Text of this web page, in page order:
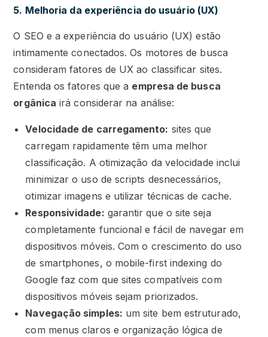
5. Melhoria da experiência do usuário (UX)
O SEO e a experiência do usuário (UX) estão
intimamente conectados. Os motores de busca
consideram fatores de UX ao classificar sites.
Entenda os fatores que a empresa de busca
orgânica irá considerar na análise:
Velocidade de carregamento: sites que
carregam rapidamente têm uma melhor
classificação. A otimização da velocidade inclui
minimizar o uso de scripts desnecessários,
otimizar imagens e utilizar técnicas de cache.
Responsividade: garantir que o site seja
completamente funcional e fácil de navegar em
dispositivos móveis. Com o crescimento do uso
de smartphones, o mobile-first indexing do
Google faz com que sites compatíveis com
dispositivos móveis sejam priorizados.
Navegação simples: um site bem estruturado,
com menus claros e organização lógica de